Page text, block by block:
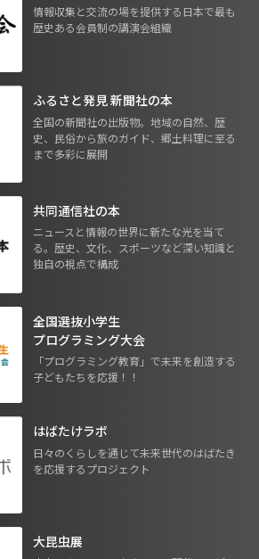
情報収集と交流の場を提供する日本で最も
歴史ある会員制の講演会組織
ふるさと発見 新聞社の本
全国の新聞社の出版物。地域の自然、歴
史、民俗から旅のガイド、郷土料理に至る
まで多彩に展開
共同通信社の本
ニュースと情報の世界に新たな光を当て
る。歴史、文化、スポーツなど深い知識と
独自の視点で構成
全国選抜小学生
プログラミング大会
「プログラミング教育」で未来を創造する
子どもたちを応援！！
はばたけラボ
日々のくらしを通じて未来世代のはばたき
を応援するプロジェクト
大昆虫展